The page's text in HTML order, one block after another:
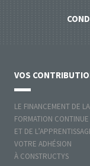
VOS
LE FINANCEMENT DE LA
FORMATION CONTINUE
ET DE
VOTRE ADHÉSION
À CONSTRUCTYS